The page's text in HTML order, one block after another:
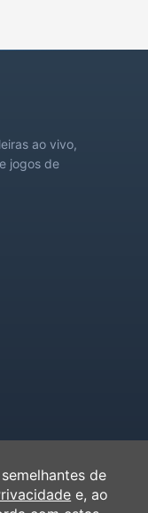
ao vivo,
jogos de
de
e, ao